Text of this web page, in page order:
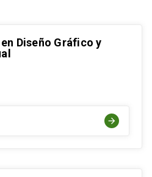
Diseño Gráfico y
arrow_forward